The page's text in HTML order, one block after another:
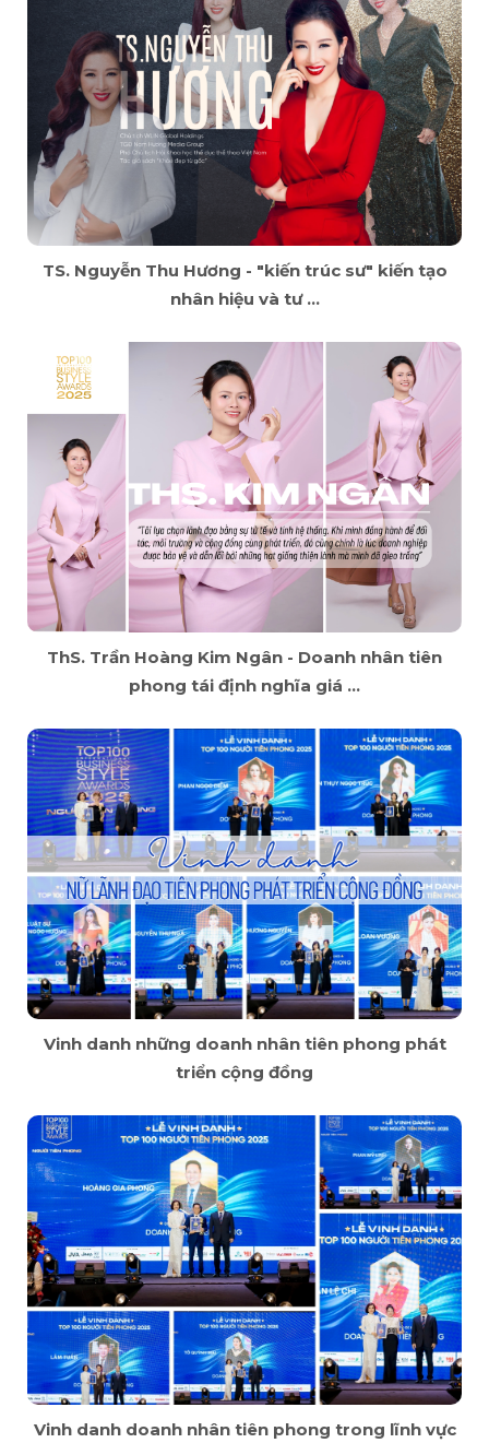
TS. Nguyễn Thu Hương - "kiến trúc sư" kiến tạo
nhân hiệu và tư ...
ThS. Trần Hoàng Kim Ngân - Doanh nhân tiên
phong tái định nghĩa giá ...
Vinh danh những doanh nhân tiên phong phát
triển cộng đồng
Vinh danh doanh nhân tiên phong trong lĩnh vực